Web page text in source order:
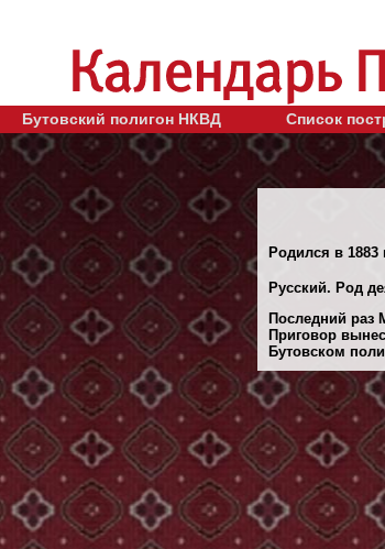
Бутовский полигон НКВД Список
Родился в
Русский. Род
Последний раз
Приговор
Бутовском